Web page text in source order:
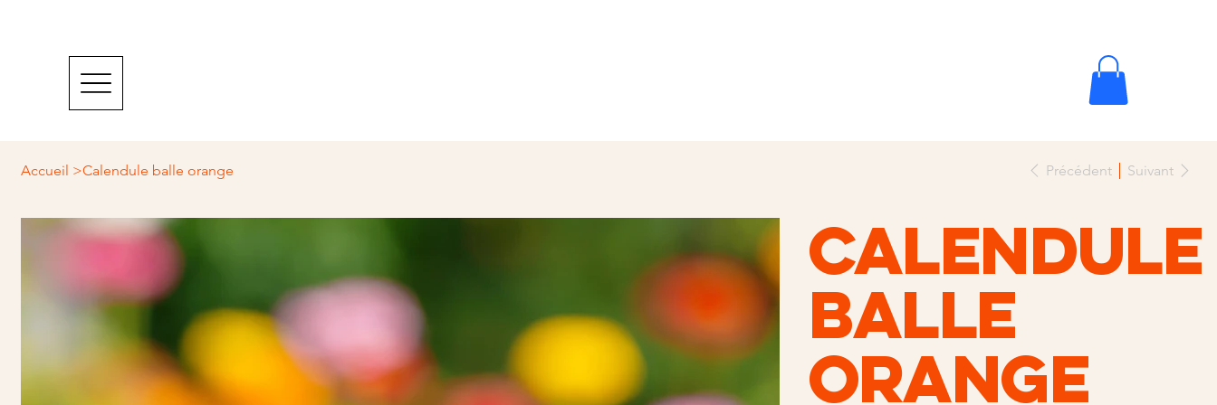
Accueil >Calendule balle orange Précédent Suivant
Calendule
balle
orange